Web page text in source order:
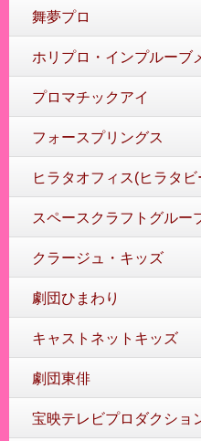
舞夢プロ
ホリプロ・インプルーブ
プロマチックアイ
フォースプリングス
ヒラタオフィス(ヒラタ
スペースクラフトグルー
クラージュ・キッズ
劇団ひまわり
キャストネットキッズ
劇団東俳
宝映テレビプロダクショ